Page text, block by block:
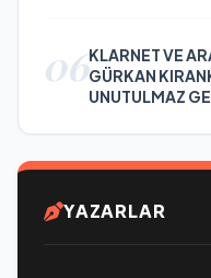
06KLARNET VE
GÜRKAN
UNUTULMAZ
YAZARLAR